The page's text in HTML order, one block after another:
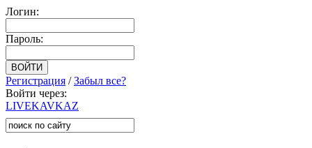
Логин:
Пароль:
Регистрация /Забыл все?
Войти через:
LIVEKAVKAZ